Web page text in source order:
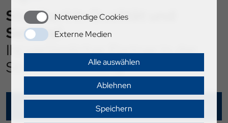
Notwendige Cookies
Externe Medien
Alle auswählen
Ablehnen
Speichern
Stahlhart in Qualität und
Service!
Ihr verlässlicher Partner in der
Stahlverarbeitung
Kurzfristige und zuverlässige Liefertermine